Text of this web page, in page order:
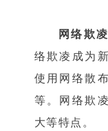
网络欺
络欺凌成为
使用网络散
等。网络欺
大等特点。